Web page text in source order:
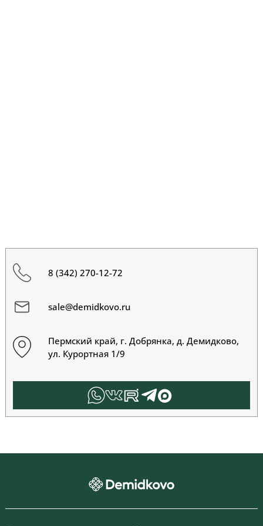
8 (342) 270-12-72
sale@demidkovo.ru
Пермский край, г. Добрянка, д. Демидково,
ул. Курортная 1/9